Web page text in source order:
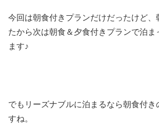
今回は朝食付きプランだけだったけど、
たから次は朝食＆夕食付きプランで泊ま
ます♪
でもリーズナブルに泊まるなら朝食付き
すね。